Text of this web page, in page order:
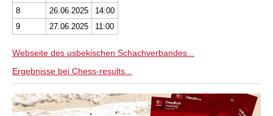
8
26.06.2025
14:00
9
27.06.2025 11:00
Webseite des usbekischen Schachverbandes...
Ergebnisse bei Chess-results...